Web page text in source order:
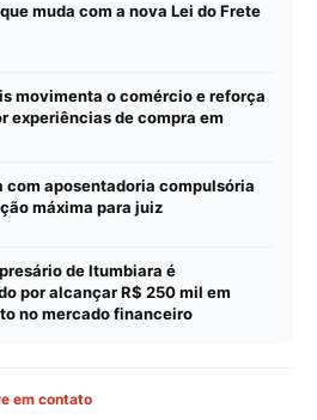
muda com a nova Lei do Frete
movimenta o comércio e reforça
experiências de compra em
com aposentadoria compulsória
máxima para juiz
de Itumbiara é
por alcançar R$ 250 mil em
no mercado financeiro
em contato